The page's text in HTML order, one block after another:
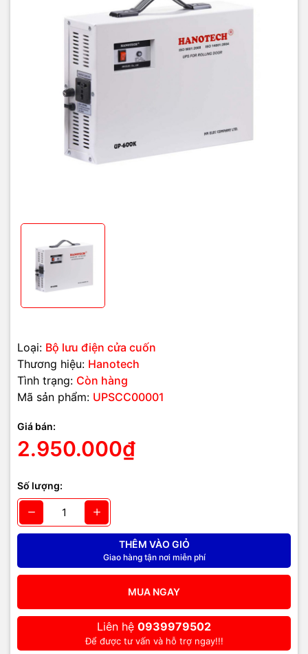
Loại: Bộ lưu điện cửa cuốn
Thương hiệu: Hanotech
Tình trạng: Còn hàng
Mã sản phẩm: UPSCC00001
Giá bán:
2.950.000₫
Số lượng:
THÊM VÀO GIỎ
Giao hàng tận nơi miễn phí
MUA NGAY
Liên hệ 0939979502
Để được tư vấn và hỗ trợ ngay!!!